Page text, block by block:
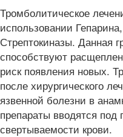
Тромболитическое
использовании
Стрептокиназы. Данная
способствуют
риск появления новых.
после хирургического
язвенной болезни в
препараты вводятся
свертываемости крови.